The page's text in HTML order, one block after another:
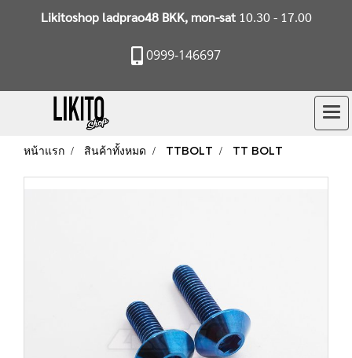
Likitoshop ladprao48 BKK, mon-sat10.30 - 17.00
0999-146697
หน้าแรก สินค้าทั้งหมด TTBOLT TT BOLT